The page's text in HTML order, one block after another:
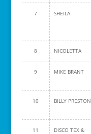
7 SHEILA
8 NICOLETTA
9 MIKE BRANT
10 BILLY PRESTON
11
DISCO TEX &